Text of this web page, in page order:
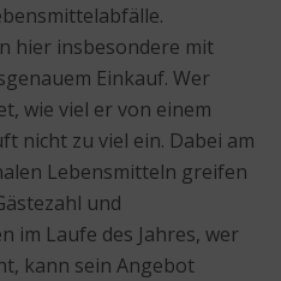
hier insbesondere mit
Einkauf. Wer
wie viel er von einem
nicht zu viel ein. Dabei am
Lebensmitteln greifen
und
im Laufe des Jahres, wer
kann sein Angebot